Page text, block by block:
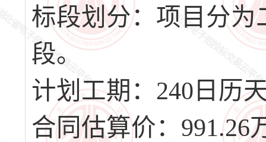
标段划分：项目分
段。
计划工期：240日历
合同估算价：991.26